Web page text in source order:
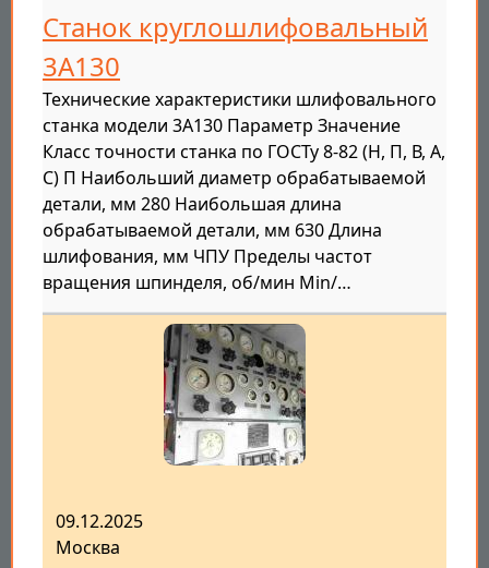
Станок круглошлифовальный
3А130
Технические характеристики шлифовального
станка модели 3А130 Параметр Значение
Класс точности станка по ГОСТу 8-82 (Н, П, В, А,
С) П Наибольший диаметр обрабатываемой
детали, мм 280 Наибольшая длина
обрабатываемой детали, мм 630 Длина
шлифования, мм ЧПУ Пределы частот
вращения шпинделя, об/мин Min/…
09.12.2025
Москва